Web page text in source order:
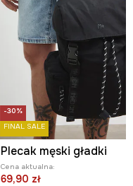
-30%
FINAL SALE
Plecak męski gładki
Cena aktualna:
69,90 zł